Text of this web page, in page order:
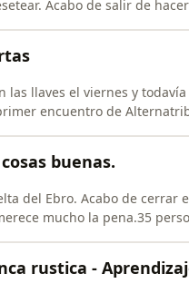
Acabo de salir de
las llaves el viernes y
encuentro de
buenas.
del Ebro. Acabo de
mucho la pena.35
rustica -